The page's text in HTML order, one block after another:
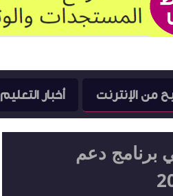
من الإنترنت أخبار التعليم
برنامج دعم